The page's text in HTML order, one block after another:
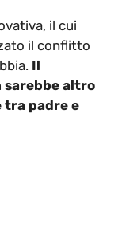
il cui
il conflitto
Il
sarebbe altro
tra padre e